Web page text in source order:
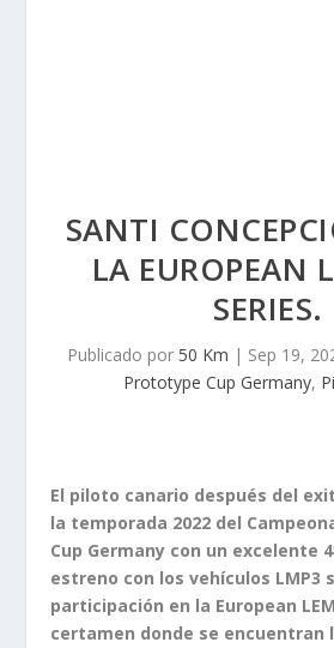
SANTI
LA EUROPEAN
SERIES.
Publicado por 50 Km | Sep 19,
Prototype Cup Germany,
El piloto canario después del
la temporada 2022 del
Cup Germany con un excelente
estreno con los vehículos LMP3
participación en la European
certamen donde se encuentran